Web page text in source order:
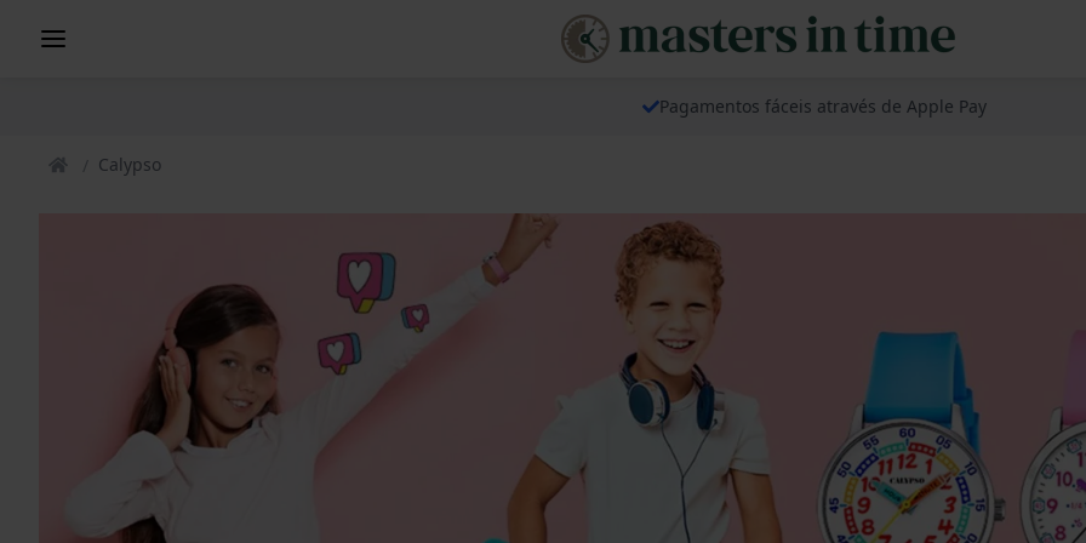
Pagamentos fáceis através de Apple Pay
Calypso